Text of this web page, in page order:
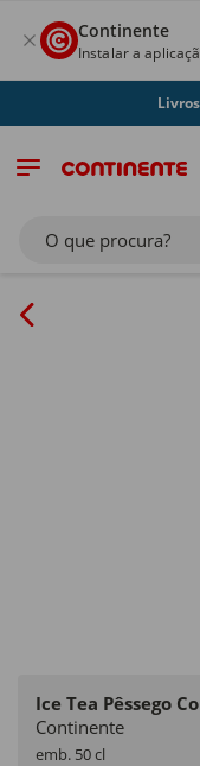
Continente
Instalar a
Livros
O que procura?
Ice Tea Pêssego
Continente
emb. 50 cl